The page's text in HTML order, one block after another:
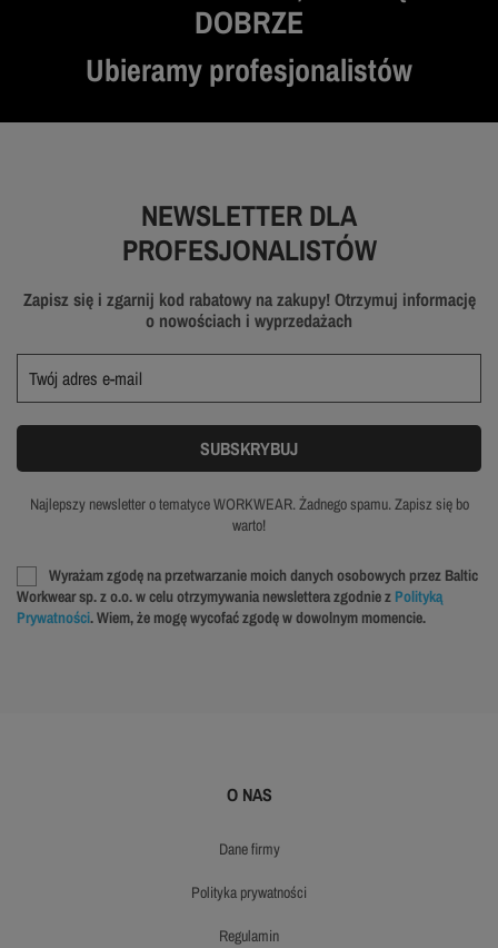
DOBRZE
Ubieramy profesjonalistów
NEWSLETTER DLA
PROFESJONALISTÓW
Zapisz się i zgarnij kod rabatowy na zakupy! Otrzymuj informację
o nowościach i wyprzedażach
Najlepszy newsletter o tematyce WORKWEAR. Żadnego spamu. Zapisz się bo
warto!
Wyrażam zgodę na przetwarzanie moich danych osobowych przez Baltic
Workwear sp. z o.o. w celu otrzymywania newslettera zgodnie z Polityką
Prywatności. Wiem, że mogę wycofać zgodę w dowolnym momencie.
O NAS
dane firmy
polityka prywatności
regulamin